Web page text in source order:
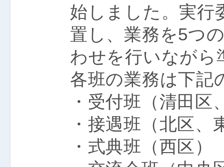
始しました。実行
置し、業務を5つ
わせを行いながら
各班の業務は下記
・受付班（清田区
・接遇班（北区、
・式典班（西区）